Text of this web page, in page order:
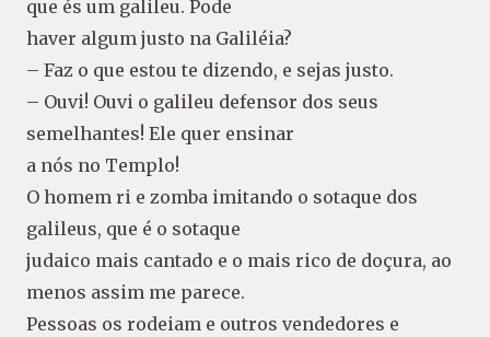
que és um galileu. Pode
haver algum justo na Galiléia?
– Faz o que estou te dizendo, e sejas justo.
– Ouvi! Ouvi o galileu defensor dos seus
semelhantes! Ele quer ensinar
a nós no Templo!
O homem ri e zomba imitando o sotaque dos
galileus, que é o sotaque
judaico mais cantado e o mais rico de doçura, ao
menos assim me parece.
Pessoas os rodeiam e outros vendedores e